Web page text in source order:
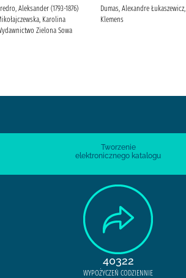
Aleksander (1793-1876)
Karolina
Zielona Sowa
Dumas, Alexandre Łukaszewicz,
Klemens
Tworzenie
elektronicznego katalogu
40322
WYPOŻYCZEŃ CODZIENNIE